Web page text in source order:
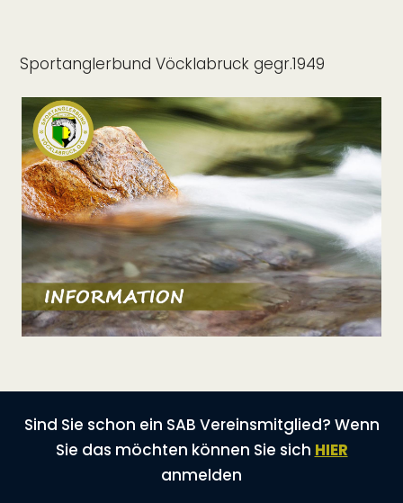
Sportanglerbund Vöcklabruck gegr.1949
Sind Sie schon ein SAB Vereinsmitglied? Wenn
Sie das möchten können Sie sich HIER
anmelden